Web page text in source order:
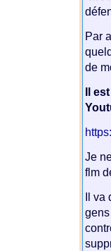
Par
de
Il
Je
flm
Il